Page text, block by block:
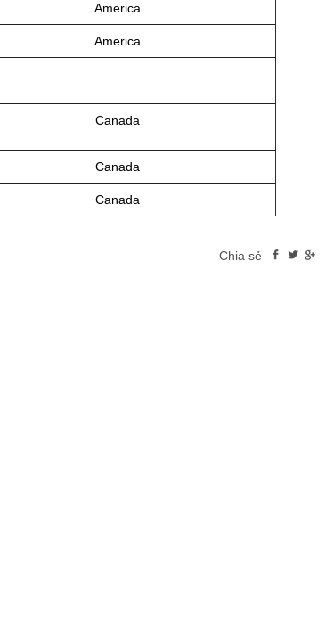
America
America
Canada
Canada
Canada
Chia sẻ